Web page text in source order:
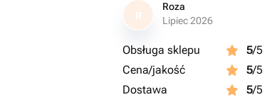
R
Roza
Lipiec 2026
Obsługa sklepu 5/5
Cena/jakość
5/5
Dostawa
5/5